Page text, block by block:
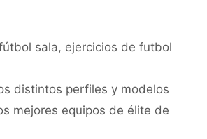
sala, ejercicios de futbol
distintos perfiles y modelos
mejores equipos de élite de